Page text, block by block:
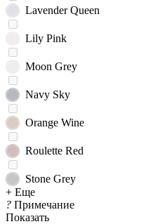
Lavender Queen
Lily Pink
Moon Grey
Navy Sky
Orange Wine
Roulette Red
Stone Grey
+ Еще
? Примечание
Показать